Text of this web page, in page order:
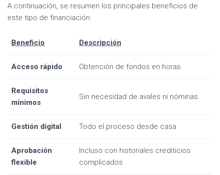
A continuación, se resumen los principales beneficios de
este tipo de financiación:
Beneficio Descripción
Acceso rápido Obtención de fondos en horas
Requisitos
mínimos
Sin necesidad de avales ni nóminas
Gestión digital Todo el proceso desde casa
Aprobación
flexible
Incluso con historiales crediticios
complicados